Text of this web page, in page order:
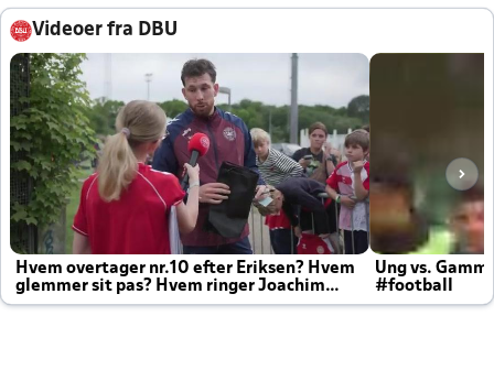
Videoer fra DBU
Hvem overtager nr.10 efter Eriksen? Hvem
glemmer sit pas? Hvem ringer Joachim
altid til efter kampe?
Ung vs.
#football